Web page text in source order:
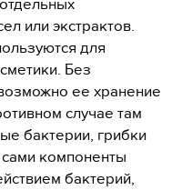
или экстрактов.
для
Без
ее хранение
случае там
бактерии, грибки
компоненты
бактерий,